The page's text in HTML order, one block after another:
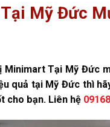
Mỹ Đức
Tại Mỹ Đức
quả tại Mỹ Đức thì
cho bạn. Liên hệ